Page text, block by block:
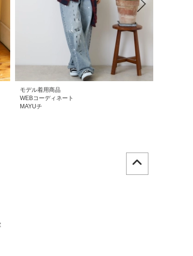
モデル着用商品
WEBコーディネート
MAYUチ